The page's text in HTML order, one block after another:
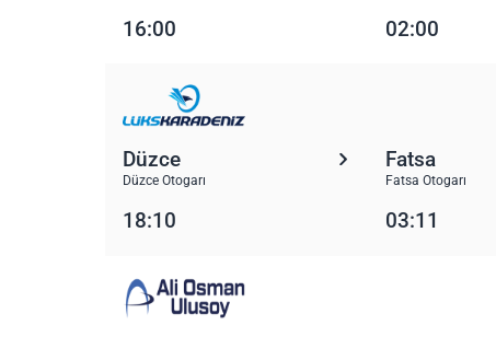
16:00 02:00
Düzce
Düzce Otogarı
Fatsa
Fatsa Otogarı
18:10 03:11